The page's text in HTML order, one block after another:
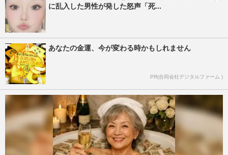
に乱入した男性が発した怒声「死...
あなたの金運、今が変わる時かもしれません
PR(合同会社デジタルファーム )